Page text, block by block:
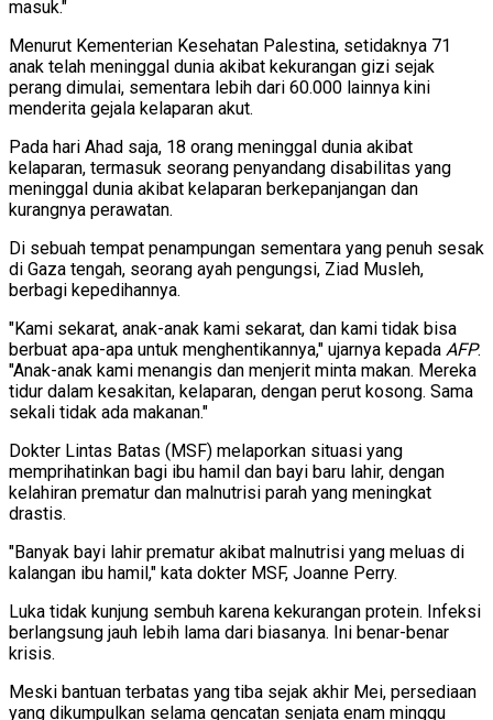
masuk."
Menurut Kementerian Kesehatan Palestina, setidaknya 71
anak telah meninggal dunia akibat kekurangan gizi sejak
perang dimulai, sementara lebih dari 60.000 lainnya kini
menderita gejala kelaparan akut.
Pada hari Ahad saja, 18 orang meninggal dunia akibat
kelaparan, termasuk seorang penyandang disabilitas yang
meninggal dunia akibat kelaparan berkepanjangan dan
kurangnya perawatan.
Di sebuah tempat penampungan sementara yang penuh sesak
di Gaza tengah, seorang ayah pengungsi, Ziad Musleh,
berbagi kepedihannya.
"Kami sekarat, anak-anak kami sekarat, dan kami tidak bisa
berbuat apa-apa untuk menghentikannya," ujarnya kepada AFP.
"Anak-anak kami menangis dan menjerit minta makan. Mereka
tidur dalam kesakitan, kelaparan, dengan perut kosong. Sama
sekali tidak ada makanan."
Dokter Lintas Batas (MSF) melaporkan situasi yang
memprihatinkan bagi ibu hamil dan bayi baru lahir, dengan
kelahiran prematur dan malnutrisi parah yang meningkat
drastis.
"Banyak bayi lahir prematur akibat malnutrisi yang meluas di
kalangan ibu hamil," kata dokter MSF, Joanne Perry.
Luka tidak kunjung sembuh karena kekurangan protein. Infeksi
berlangsung jauh lebih lama dari biasanya. Ini benar-benar
krisis.
Meski bantuan terbatas yang tiba sejak akhir Mei, persediaan
yang dikumpulkan selama gencatan senjata enam minggu